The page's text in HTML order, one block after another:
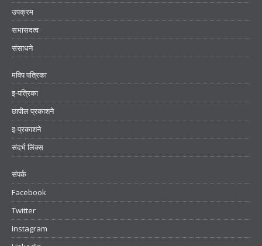
उपक्रम
सभासदत्व
संसाधने
मविप पत्रिका
इ-पत्रिका
छापील प्रकाशने
इ-प्रकाशने
संदर्भ लिंक्स
संपर्क
Facebook
Twitter
Instagram